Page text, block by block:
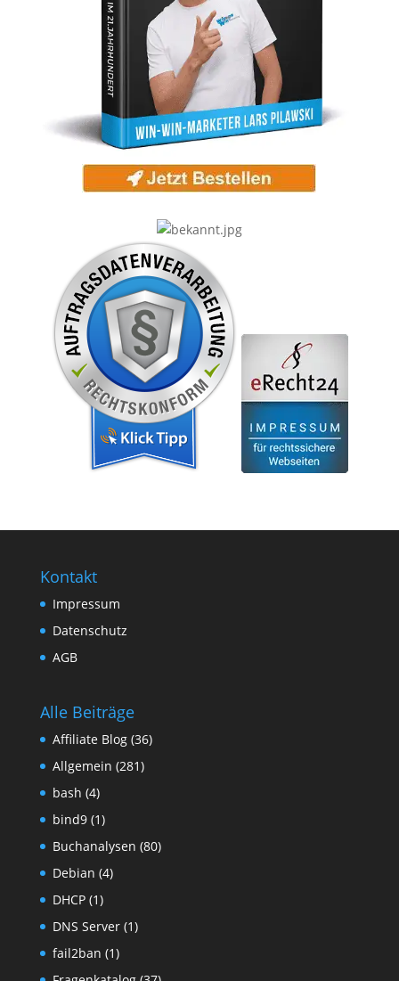
Kontakt
Impressum
Datenschutz
AGB
Alle Beiträge
Affiliate Blog(36)
Allgemein (281)
bash (4)
bind9(1)
Buchanalysen (80)
Debian (4)
DHCP(1)
DNS Server(1)
fail2ban (1)